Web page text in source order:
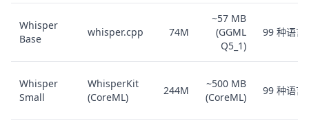
Whisper
Base
whisper.cpp 74M
~57 MB
(GGML
Q5_1)
99 种语言
Whisper
Small
WhisperKit
(CoreML)
244M
~500 MB
(CoreML)
99 种语言